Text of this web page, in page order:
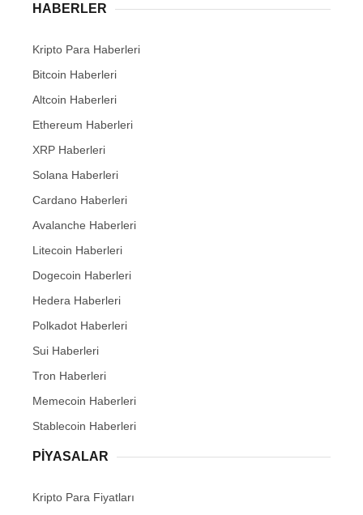
HABERLER
Kripto Para Haberleri
Bitcoin Haberleri
Altcoin Haberleri
Ethereum Haberleri
XRP Haberleri
Solana Haberleri
Cardano Haberleri
Avalanche Haberleri
Litecoin Haberleri
Dogecoin Haberleri
Hedera Haberleri
Polkadot Haberleri
Sui Haberleri
Tron Haberleri
Memecoin Haberleri
Stablecoin Haberleri
PIYASALAR
Kripto Para Fiyatları